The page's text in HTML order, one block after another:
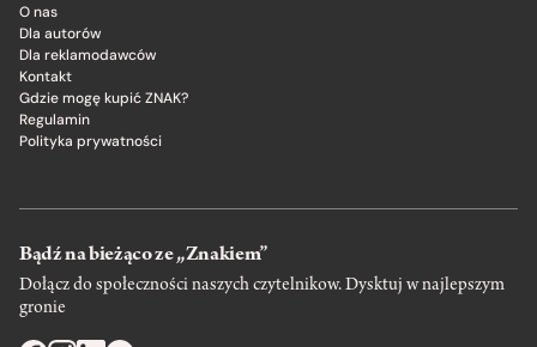
O nas
Dla autorów
Dla reklamodawców
Kontakt
Gdzie mogę kupić ZNAK?
Regulamin
Polityka prywatności
Bądź na bieżąco ze „Znakiem”
Dołącz do społeczności naszych czytelnikow. Dysktuj w najlepszym
gronie